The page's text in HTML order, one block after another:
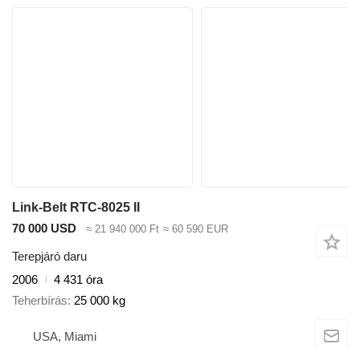
Link-Belt RTC-8025 II
70 000 USD
≈ 21 940 000 Ft ≈ 60 590 EUR
Terepjáró daru
2006
4 431 óra
Teherbírás 25 000 kg
USA, Miami